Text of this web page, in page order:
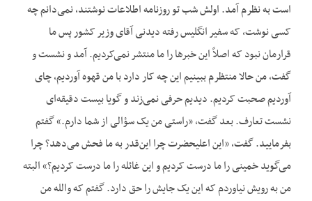
است به نظرم آمد. اولش شب تو روزنامه اطلاعات نوشتند، نمی‌دانم چه
کسی نوشت، که سفیر انگلیس رفته دیدنی آقای وزیر کشور پس ما
قرارمان نبود که اصلاً این خبرها را ما منتشر نمی‌کردیم. آمد و نشست و
گفت، من حالا منتظرم ببینیم این چه کار دارد با من قهوه آوردیم، چای
آوردیم صحبت کردیم. دیدیم حرفی نمی‌زند و گویا بیست دقیقه‌ای
نشست تعارف. بعد گفت، «راستی من یک سؤالی از شما دارم.» گفتم
بفرمایید. گفت، «این اعلیحضرت چرا این‌قدر به ما فحش می‌دهد؟ چرا
می‌گوید خمینی را ما درست کردیم و این غائله را ما درست کردیم؟» البته
من به رویش نیاوردم که این یک جایش را حق دارد. گفتم که والله من